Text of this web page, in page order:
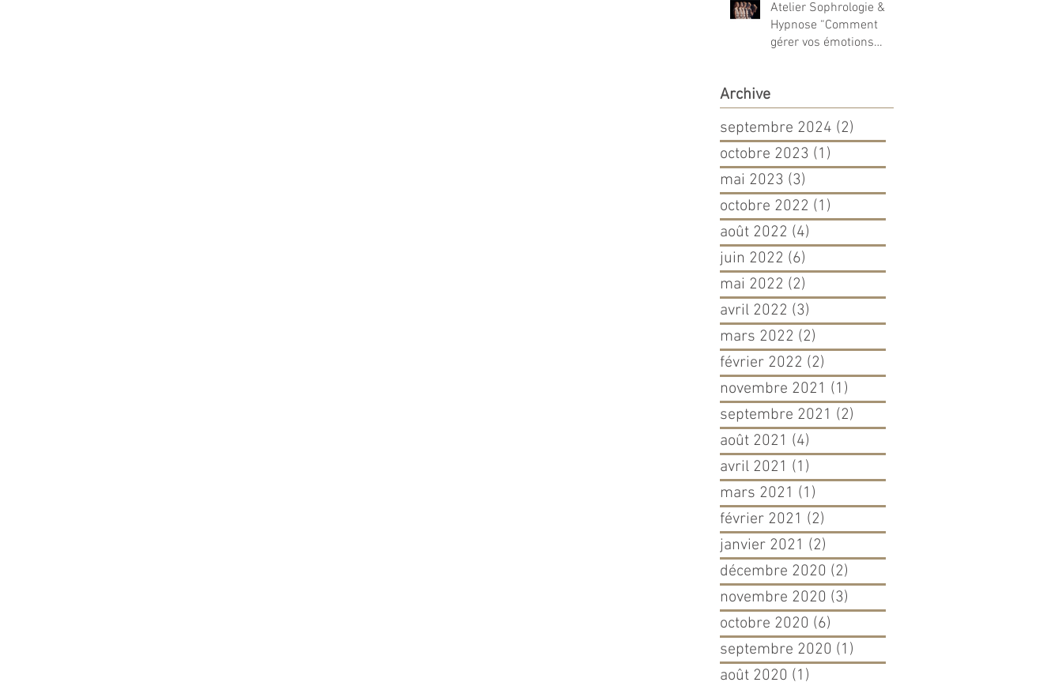
Atelier Sophrologie &
Hypnose “Comment
gérer vos émotions
Archive
septembre 2024 (2)
octobre 2023 (1)
mai 2023 (3)
octobre 2022 (1)
août 2022 (4)
juin 2022 (6)
mai 2022 (2)
avril 2022 (3)
mars 2022 (2)
février 2022 (2)
novembre 2021 (1)
septembre 2021 (2)
août 2021 (4)
avril 2021 (1)
mars 2021 (1)
février 2021 (2)
janvier 2021 (2)
décembre 2020 (2)
novembre 2020 (3)
octobre 2020 (6)
septembre 2020 (1)
août 2020 (1)